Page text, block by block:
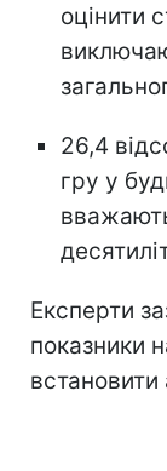
оцінити
26,4
гру у
Експерти
показники